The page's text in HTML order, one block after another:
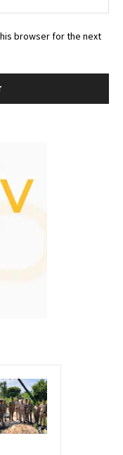
browser for the next